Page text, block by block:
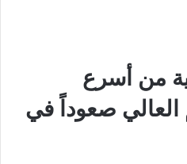
من أسرع
صعوداً في